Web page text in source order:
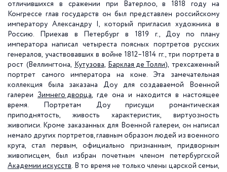
отличившихся в сражении при Ватерлоо, в 1818 году на
Конгрессе глав государств он был представлен российскому
императору Александру I, который пригласил художника в
Россию. Приехав в Петербург в 1819 г., Доу по плану
императора написал четыреста поясных портретов русских
генералов, участвовавших в войне 1812–1814 гг., три портрета в
рост (Веллингтона, Кутузова, Барклая де Толли), трехсаженный
портрет самого императора на коне. Эта замечательная
коллекция была заказана Доу для создаваемой Военной
галереи Зимнего дворца, где она и находится в настоящее
время. Портретам Доу присущи романтическая
приподнятость, живость характеристик, виртуозность
живописи. Кроме заказанных для Военной галереи, он написал
немало других портретов, главным образом людей из военного
круга, стал первым, официально признанным, придворным
живописцем, был избран почетным членом петербургской
Академии искусств. В то время не только члены царской семьи,